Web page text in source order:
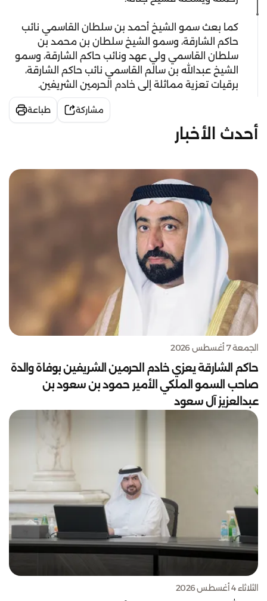
كما بعث سمو الشيخ أحمد بن سلطان القاسمي نائب
حاكم الشارقة، وسمو الشيخ سلطان بن محمد بن
سلطان القاسمي ولي عهد ونائب حاكم الشارقة، وسمو
الشيخ عبدالله بن سالم القاسمي نائب حاكم الشارقة،
برقيات تعزية مماثلة إلى خادم الحرمين الشريفين.
مشاركة طباعة
أحدث الأخبار
الجمعة 7 أغسطس 2026
حاكم الشارقة يعزي خادم الحرمين الشريفين بوفاة والدة
صاحب السمو الملكي الأمير حمود بن سعود بن
عبدالعزيز آل سعود
الثلاثاء 4 أغسطس 2026